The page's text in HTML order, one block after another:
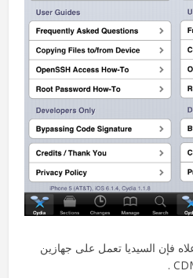
فإن السيديا تعمل على جهازين